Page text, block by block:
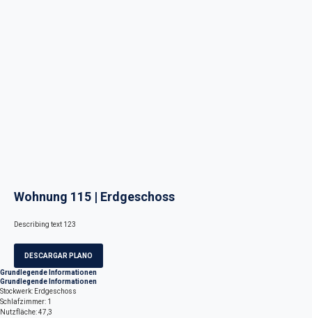
Wohnung 115 | Erdgeschoss
Describing text 123
DESCARGAR PLANO
Grundlegende Informationen
Grundlegende Informationen
Stockwerk: Erdgeschoss
Schlafzimmer: 1
Nutzfläche: 47,3